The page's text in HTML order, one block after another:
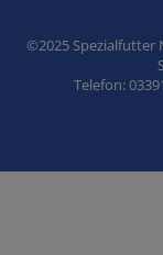
©2025 Spezialfutter
Telefon: